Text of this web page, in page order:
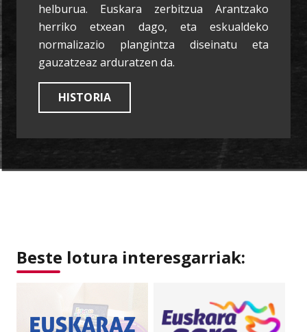
helburua. Euskara zerbitzua Arantzako
herriko etxean dago, eta eskualdeko
normalizazio plangintza diseinatu eta
gauzatzeaz arduratzen da.
HISTORIA
Beste lotura interesgarriak: